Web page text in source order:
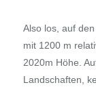
Also los, auf
mit 1200 m
2020m Höhe.
Landschaften,